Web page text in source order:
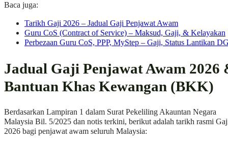
Baca juga:
Tarikh Gaji 2026 – Jadual Gaji Penjawat Awam
Guru CoS (Contract of Service) – Maksud, Gaji, & Kelayakan
Perbezaan Guru CoS, PPP, MyStep – Gaji, Status Lantikan
Jadual Gaji Penjawat Awam 2026
Bantuan Khas Kewangan (BKK)
Berdasarkan Lampiran 1 dalam Surat Pekeliling Akauntan Negara
Malaysia Bil. 5/2025 dan notis terkini, berikut adalah tarikh rasmi
2026 bagi penjawat awam seluruh Malaysia: